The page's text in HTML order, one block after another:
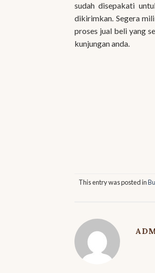
sudah disepakati
dikirimkan. Segera
proses jual beli yang
kunjungan anda.
This entry was posted in